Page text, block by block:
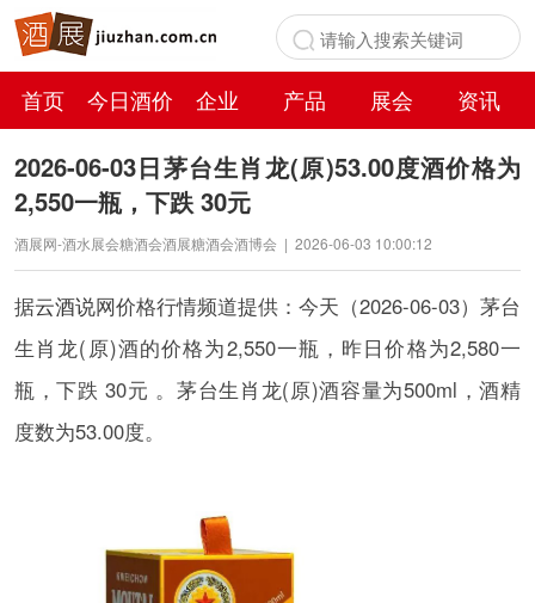
首页 今日酒价 企业 产品 展会
资讯
百科
2026-06-03日茅台生肖龙(原)53.00度酒价格为
2,550一瓶，下跌 30元
酒展网-酒水展会糖酒会酒展糖酒会酒博会 | 2026-06-03 10:00:12
据云酒说网价格行情频道提供：今天（2026-06-03）茅台
生肖龙(原)酒的价格为2,550一瓶，昨日价格为2,580一
瓶，下跌 30元 。茅台生肖龙(原)酒容量为500ml，酒精
度数为53.00度。